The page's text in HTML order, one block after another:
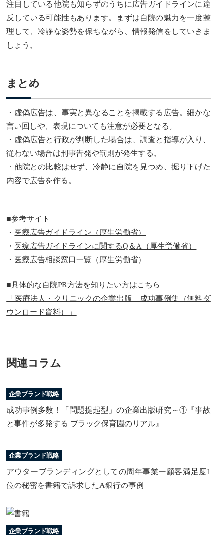
注目している他院も知らずのうちに広告ガイドラインに違
反している可能性もあります。まずは自院の魅力を一度整
理して、冷静な姿勢を保ちながら、情報発信をしていきま
しょう。
まとめ
・虚偽広告は、事実と異なることを掲載する広告。細かな
言い回しや、表現についても注意が必要となる。
・虚偽広告と行政が判断した場合は、調査と指導が入り、
従わない場合は刑事告発や罰則が発生する。
・他院との比較はせず、冷静に自院を見つめ、掘り下げた
内容で広告を作る。
■参考サイト
・ 医療広告ガイドライン（厚生労働省）
・ 医療広告ガイドラインに関するQ＆A（厚生労働省）
・ 医療広告相談窓口一覧（厚生労働省）
■具体的な自院PR方法を知りたい方はこちら
「医療法人・クリニックの企業出版 成功事例集（無料ダ
ウンロード資料）」
関連コラム
企業ブランド戦略
成功事例多数！「問題提起型」の企業出版研究～①『事故
と事件が多発する ブラック保育園のリアル』
企業ブランド戦略
アウターブランディングとしての周年事業ー顧客満足度1
位の秘密を書籍で訴求したA銀行の事例
企業ブランド戦略